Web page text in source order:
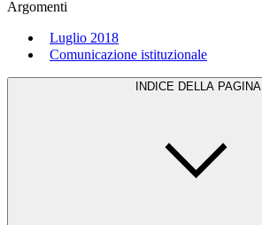
Argomenti
Luglio 2018
Comunicazione istituzionale
INDICE DELLA PAGINA